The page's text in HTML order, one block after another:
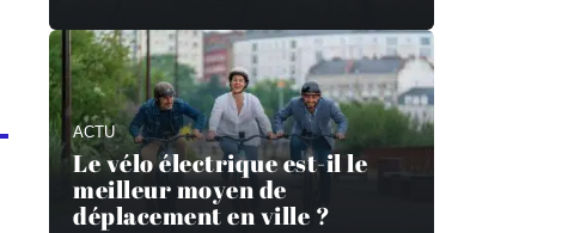
ACTU
Le vélo électrique est-il le
meilleur moyen de
déplacement en ville ?